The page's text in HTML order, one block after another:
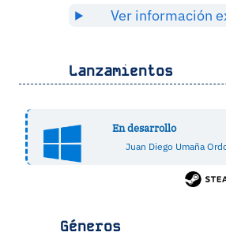
Ver información
Lanzamientos
En desarrollo
Juan Diego Umaña
Géneros